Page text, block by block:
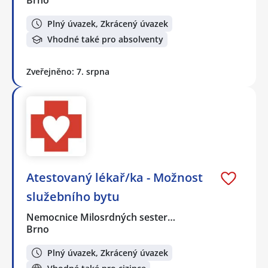
Plný úvazek, Zkrácený úvazek
Vhodné také pro absolventy
Zveřejněno: 7. srpna
Atestovaný lékař/ka - Možnost
služebního bytu
Nemocnice Milosrdných sester…
Brno
Plný úvazek, Zkrácený úvazek